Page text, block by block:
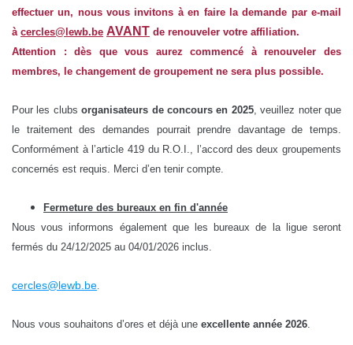
effectuer un, nous vous invitons à en faire la demande par e-mail
à cercles@lewb.be AVANT de renouveler votre affiliation.
Attention : dès que vous aurez commencé à renouveler des
membres, le changement de groupement ne sera plus possible.
Pour les clubs organisateurs de concours en 2025, veuillez noter que
le traitement des demandes pourrait prendre davantage de temps.
Conformément à l’article 419 du R.O.I., l’accord des deux groupements
concernés est requis. Merci d’en tenir compte.
Fermeture des bureaux en fin d'année
Nous vous informons également que les bureaux de la ligue seront
fermés du 24/12/2025 au 04/01/2026 inclus.
cercles@lewb.be.
Nous vous souhaitons d’ores et déjà une excellente année 2026.